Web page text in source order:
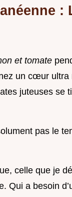
:
et tomate
un cœur
juteuses se
pas le
celle que je
Qui a besoin